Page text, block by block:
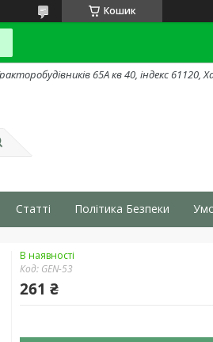
Кошик
65А кв 40, індекс 61120,
Статті Політика Безпеки
В наявності
Код: GEN-53
261 ₴